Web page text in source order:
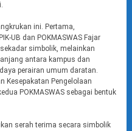
ini. Pertama,
UB dan POKMASWAS Fajar
simbolik, melainkan
antara kampus dan
perairan umum daratan.
Kesepakatan Pengelolaan
POKMASWAS sebagai bentuk
serah terima secara simbolik